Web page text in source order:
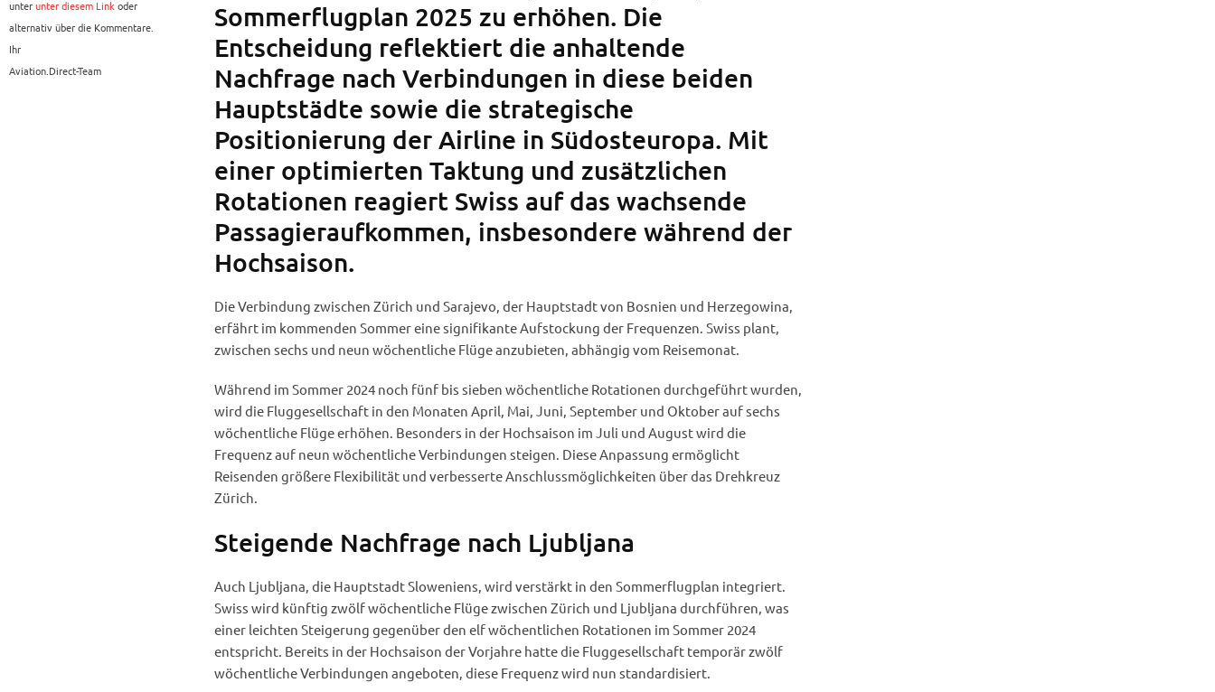
unterunter diesem Linkoder
alternativ über die Kommentare.
Ihr
Aviation.Direct-Team
Sommerflugplan 2025 zu erhöhen. Die
Entscheidung reflektiert die anhaltende
Nachfrage nach Verbindungen in diese beiden
Hauptstädte sowie die strategische
Positionierung der Airline in Südosteuropa. Mit
einer optimierten Taktung und zusätzlichen
Rotationen reagiert Swiss auf das wachsende
Passagieraufkommen, insbesondere während der
Hochsaison.
Die Verbindung zwischen Zürich und Sarajevo, der Hauptstadt von Bosnien und Herzegowina,
erfährt im kommenden Sommer eine signifikante Aufstockung der Frequenzen. Swiss plant,
zwischen sechs und neun wöchentliche Flüge anzubieten, abhängig vom Reisemonat.
Während im Sommer 2024 noch fünf bis sieben wöchentliche Rotationen durchgeführt wurden,
wird die Fluggesellschaft in den Monaten April, Mai, Juni, September und Oktober auf sechs
wöchentliche Flüge erhöhen. Besonders in der Hochsaison im Juli und August wird die
Frequenz auf neun wöchentliche Verbindungen steigen. Diese Anpassung ermöglicht
Reisenden größere Flexibilität und verbesserte Anschlussmöglichkeiten über das Drehkreuz
Zürich.
Steigende Nachfrage nach Ljubljana
Auch Ljubljana, die Hauptstadt Sloweniens, wird verstärkt in den Sommerflugplan integriert.
Swiss wird künftig zwölf wöchentliche Flüge zwischen Zürich und Ljubljana durchführen, was
einer leichten Steigerung gegenüber den elf wöchentlichen Rotationen im Sommer 2024
entspricht. Bereits in der Hochsaison der Vorjahre hatte die Fluggesellschaft temporär zwölf
wöchentliche Verbindungen angeboten, diese Frequenz wird nun standardisiert.